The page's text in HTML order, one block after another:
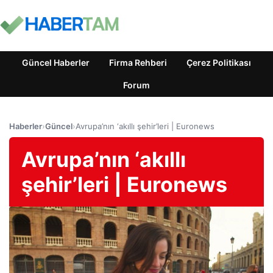
Güncel Haberler Firma Rehberi Çerez Politikası
Forum
Haberler›Güncel›Avrupa’nın ‘akıllı şehir’leri | Euronews
Avrupa’nın ‘akıllı
şehir’leri | Euronews